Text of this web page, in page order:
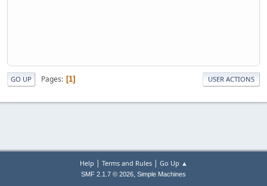
GO UP Pages 1 USER ACTIONS
Help | Terms and Rules| Go Up ▲
SMF 2.1.7 © 2026, Simple Machines